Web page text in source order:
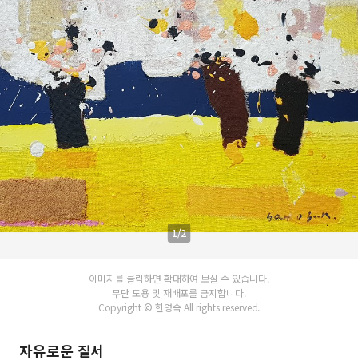
1/2
이미지를 클릭하면 확대하여 보실 수 있습니다.
무단 도용 및 재배포를 금지합니다.
Copyright © 한영숙 All rights reserved.
자유로운 질서